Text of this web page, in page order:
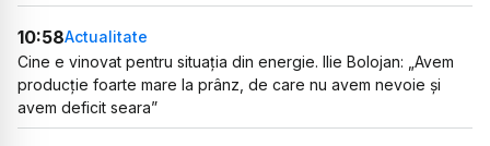
10:58Actualitate
Cine e vinovat pentru situația din energie. Ilie Bolojan: „Avem
producție foarte mare la prânz, de care nu avem nevoie și
avem deficit seara”